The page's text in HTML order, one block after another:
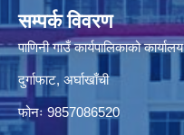
सम्पर्क विवरण
पाणिनी गाउँ कार्यपालिकाको कार्यालय
दुर्गाफाट, अर्घाखाँची
फोनः 9857086520